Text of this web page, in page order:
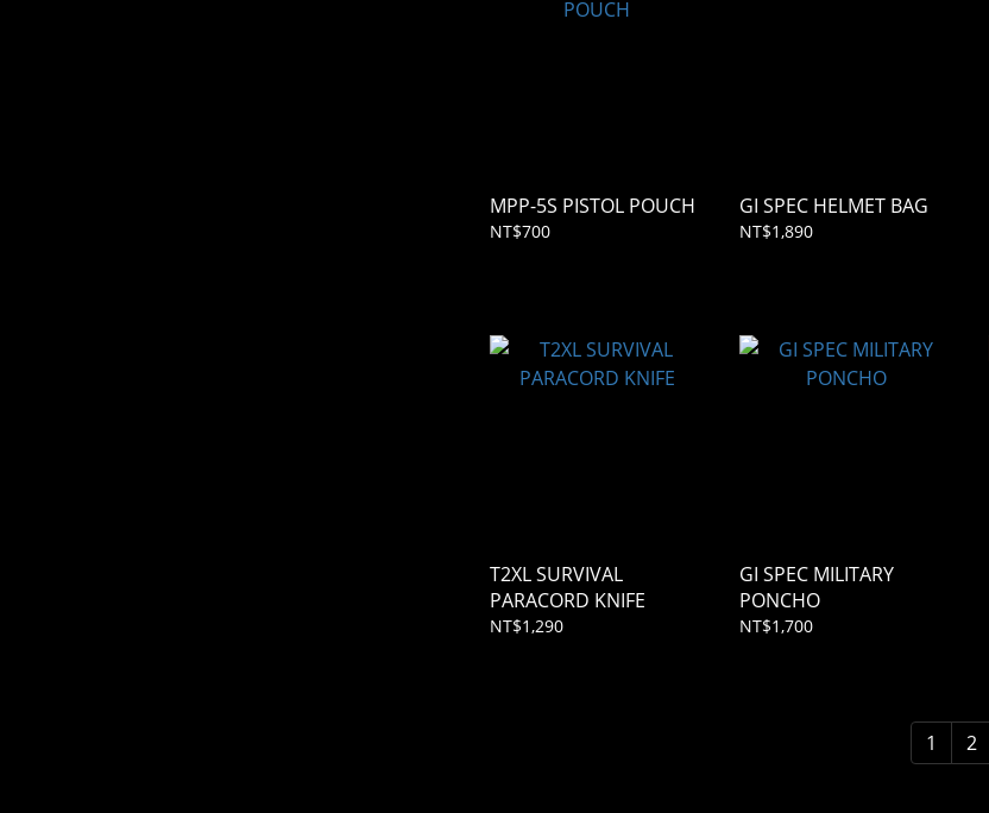
MPP-5S PISTOL POUCH
NT$700
GI SPEC HELMET BAG
NT$1,890
T2XL SURVIVAL
PARACORD KNIFE
NT$1,290
GI SPEC MILITARY
PONCHO
NT$1,700
1 2